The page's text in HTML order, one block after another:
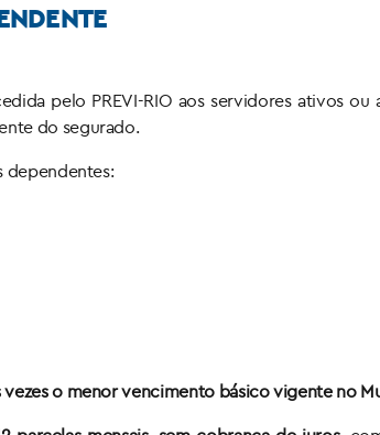
pelo PREVI-RIO aos servidores ativos
do segurado.
dependentes:
vezes o menor vencimento básico vigente no